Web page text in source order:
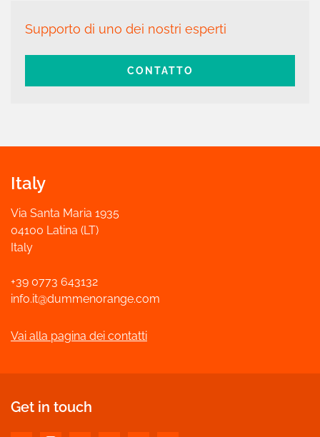
Supporto di uno dei nostri esperti
CONTATTO
Italy
Via Santa Maria 1935
04100 Latina (LT)
Italy
+39 0773 643132
info.it@dummenorange.com
Vai alla pagina dei contatti
Get in touch